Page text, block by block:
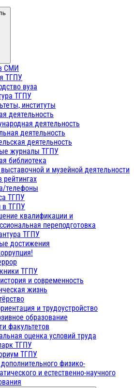
СМИ
ТГПУ
вуза
ТГПУ
институты
деятельность
деятельность
деятельность
деятельность
журналы ТГПУ
библиотека
и музейной деятельности
рейтингах
телефоны
ТГПУ
в ТГПУ
квалификации и
переподготовка
ТГПУ
достижения
ТГПУ
и современность
жизнь
и трудоустройство
образование
факультетов
оценка условий труда
ТГПУ
ТГПУ
физико-
и естественно-научного